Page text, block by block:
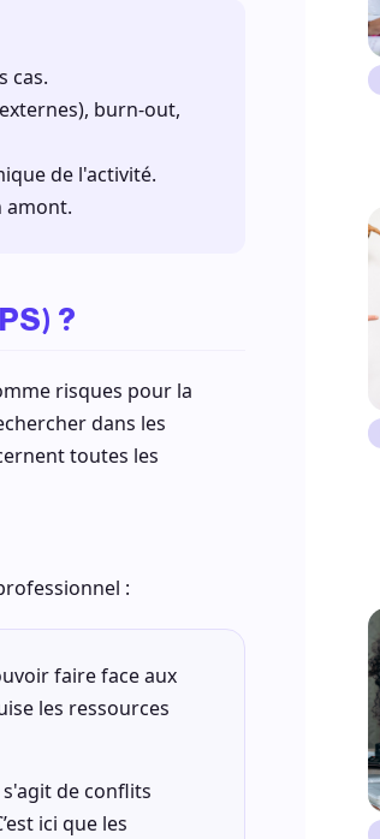
cas.
burn-out,
de l'activité.
amont.
?
risques pour la
dans les
toutes les
:
faire face aux
les ressources
s'agit de conflits
ici que les